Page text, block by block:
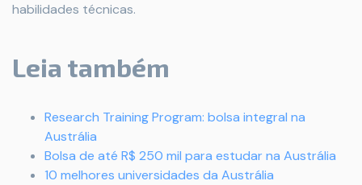
habilidades técnicas.
Leia também
Research Training Program: bolsa integral na
Austrália
Bolsa de até R$ 250 mil para estudar na Austrália
10 melhores universidades da Austrália